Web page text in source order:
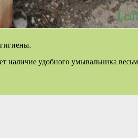
наличие удобного умывальника